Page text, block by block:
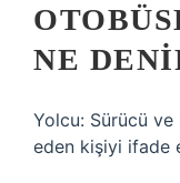
NE
Yolcu: Sürücü
eden kişiyi ifade